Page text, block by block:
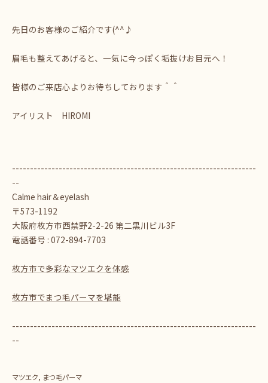
先日のお客様のご紹介です(^^♪
眉毛も整えてあげると、一気に今っぽく垢抜けお目元へ！
皆様のご来店心よりお待ちしております＾＾
アイリスト HIROMI
--------------------------------------------------------------------
--
Calme hair＆eyelash
〒573-1192
大阪府枚方市西禁野2-2-26 第二黒川ビル3F
電話番号 : 072-894-7703
枚方市で多彩なマツエクを体感
枚方市でまつ毛パーマを堪能
--------------------------------------------------------------------
--
マツエク まつ毛パーマ